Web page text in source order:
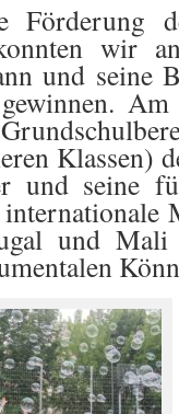
Förderung
wir
und seine
Am
Klassen)
und seine
und Mali